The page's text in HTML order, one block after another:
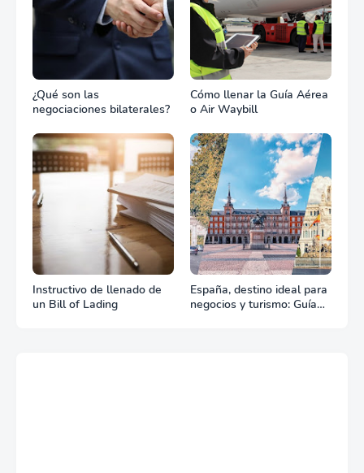
¿Qué son las
negociaciones bilaterales?
Cómo llenar la Guía Aérea
o Air Waybill
Instructivo de llenado de
un Bill of Lading
España, destino ideal para
negocios y turismo: Guía